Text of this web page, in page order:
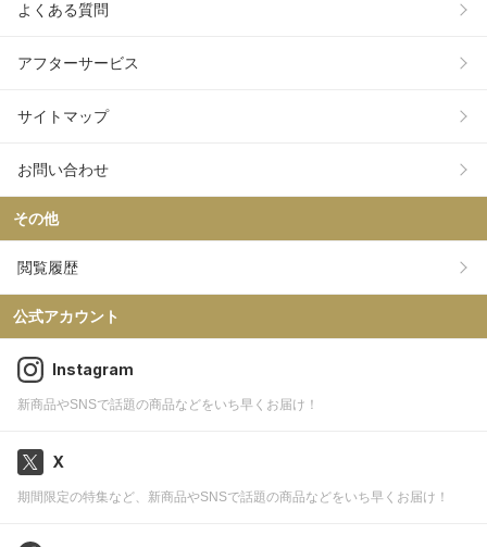
よくある質問
アフターサービス
サイトマップ
お問い合わせ
その他
閲覧履歴
公式アカウント
Instagram
新商品やSNSで話題の商品などをいち早くお届け！
X
期間限定の特集など、新商品やSNSで話題の商品などをいち早くお届け！